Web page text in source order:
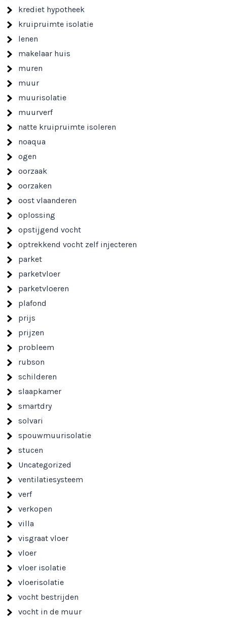
krediet hypotheek
kruipruimte isolatie
lenen
makelaar huis
muren
muur
muurisolatie
muurverf
natte kruipruimte isoleren
noaqua
ogen
oorzaak
oorzaken
oost vlaanderen
oplossing
opstijgend vocht
optrekkend vocht zelf injecteren
parket
parketvloer
parketvloeren
plafond
prijs
prijzen
probleem
rubson
schilderen
slaapkamer
smartdry
solvari
spouwmuurisolatie
stucen
Uncategorized
ventilatiesysteem
verf
verkopen
villa
visgraat vloer
vloer
vloer isolatie
vloerisolatie
vocht bestrijden
vocht in de muur